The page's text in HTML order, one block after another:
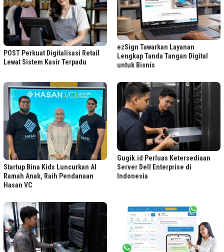
POST Perkuat Digitalisasi Retail
Lewat Sistem Kasir Terpadu
ezSign Tawarkan Layanan
Lengkap Tanda Tangan Digital
untuk Bisnis
Startup Bina Kids Luncurkan AI
Ramah Anak, Raih Pendanaan
Hasan VC
Gugik.id Perluas Ketersediaan
Server Dell Enterprise di
Indonesia